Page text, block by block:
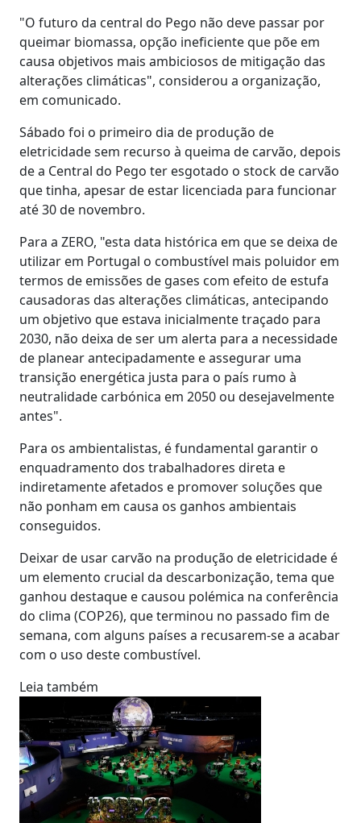
"O futuro da central do Pego não deve passar por
queimar biomassa, opção ineficiente que põe em
causa objetivos mais ambiciosos de mitigação das
alterações climáticas", considerou a organização,
em comunicado.
Sábado foi o primeiro dia de produção de
eletricidade sem recurso à queima de carvão, depois
de a Central do Pego ter esgotado o stock de carvão
que tinha, apesar de estar licenciada para funcionar
até 30 de novembro.
Para a ZERO, "esta data histórica em que se deixa de
utilizar em Portugal o combustível mais poluidor em
termos de emissões de gases com efeito de estufa
causadoras das alterações climáticas, antecipando
um objetivo que estava inicialmente traçado para
2030, não deixa de ser um alerta para a necessidade
de planear antecipadamente e assegurar uma
transição energética justa para o país rumo à
neutralidade carbónica em 2050 ou desejavelmente
antes".
Para os ambientalistas, é fundamental garantir o
enquadramento dos trabalhadores direta e
indiretamente afetados e promover soluções que
não ponham em causa os ganhos ambientais
conseguidos.
Deixar de usar carvão na produção de eletricidade é
um elemento crucial da descarbonização, tema que
ganhou destaque e causou polémica na conferência
do clima (COP26), que terminou no passado fim de
semana, com alguns países a recusarem-se a acabar
com o uso deste combustível.
Leia também